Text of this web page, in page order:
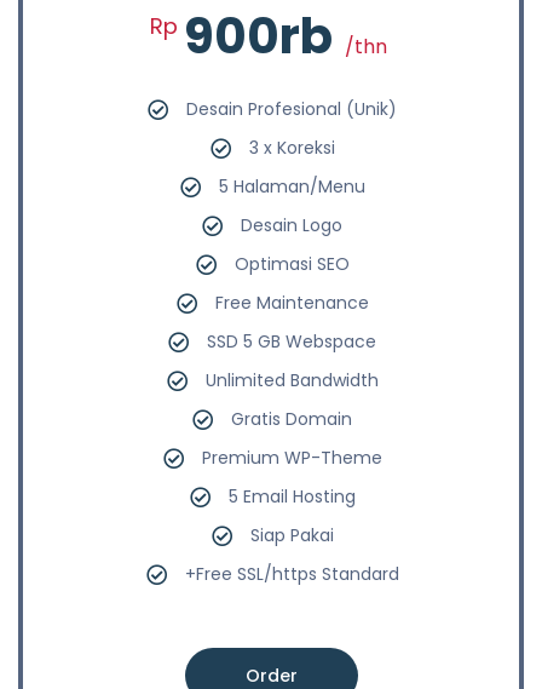
Rp 900rb /thn
Desain Profesional (Unik)
3 x Koreksi
5 Halaman/Menu
Desain Logo
Optimasi SEO
Free Maintenance
SSD 5 GB Webspace
Unlimited Bandwidth
Gratis Domain
Premium WP-Theme
5 Email Hosting
Siap Pakai
+Free SSL/https Standard
Order